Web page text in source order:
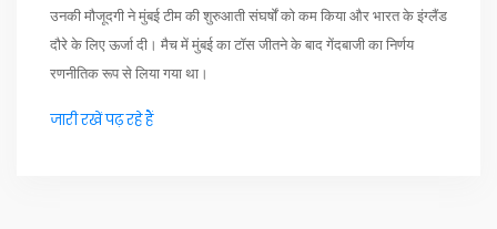
उनकी मौजूदगी ने मुंबई टीम की शुरुआती संघर्षों को कम किया और भारत के इंग्लैंड
दौरे के लिए ऊर्जा दी। मैच में मुंबई का टॉस जीतने के बाद गेंदबाजी का निर्णय
रणनीतिक रूप से लिया गया था।
जारी रखें पढ़ रहे हैं